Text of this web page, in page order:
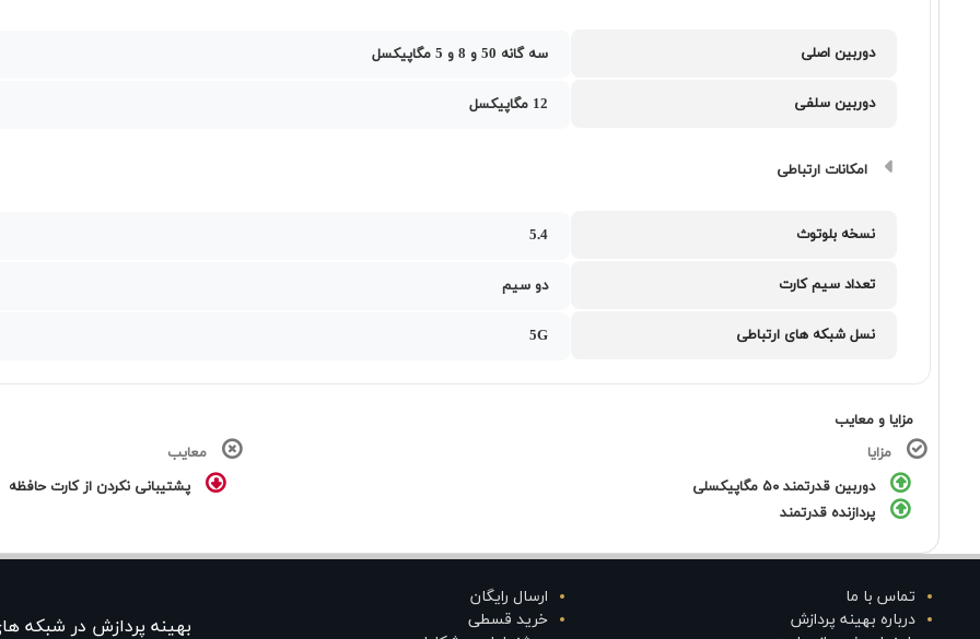
دوربین اصلی سه گانه 50 و 8 و 5 مگاپیکسل
دوربین سلفی 12 مگاپیکسل
امکانات ارتباطی
نسخه بلوتوث 5.4
تعداد سیم کارت دو سیم
نسل شبکه های ارتباطی 5G
مزایا و معایب
مزایا
دوربین قدرتمند ۵۰ مگاپیکسلی
پردازنده قدرتمند
معایب
پشتیبانی نکردن از کارت حافظه
تماس با ما
درباره بهینه پردازش
ارسال رایگان
خرید قسطی
بهينه پردازش در شبکه